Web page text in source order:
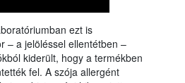
ezt is
– a jelöléssel ellentétben –
kiderült, hogy a termékben
fel. A szója allergént